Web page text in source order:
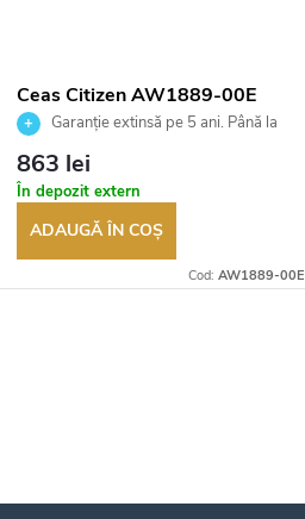
Ceas Citizen AW1889-00E
Garanție extinsă pe 5 ani. Până la
100 de zile pentru returnarea
bunurilor. Vânzător autorizat
863 lei
În depozit extern
ADAUGĂ ÎN COŞ
Cod: AW1889-00E